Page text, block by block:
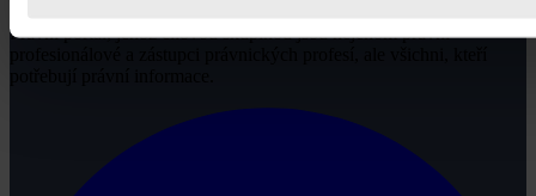
Právní portál, jehož cílovou skupinou jsou nejenom právní